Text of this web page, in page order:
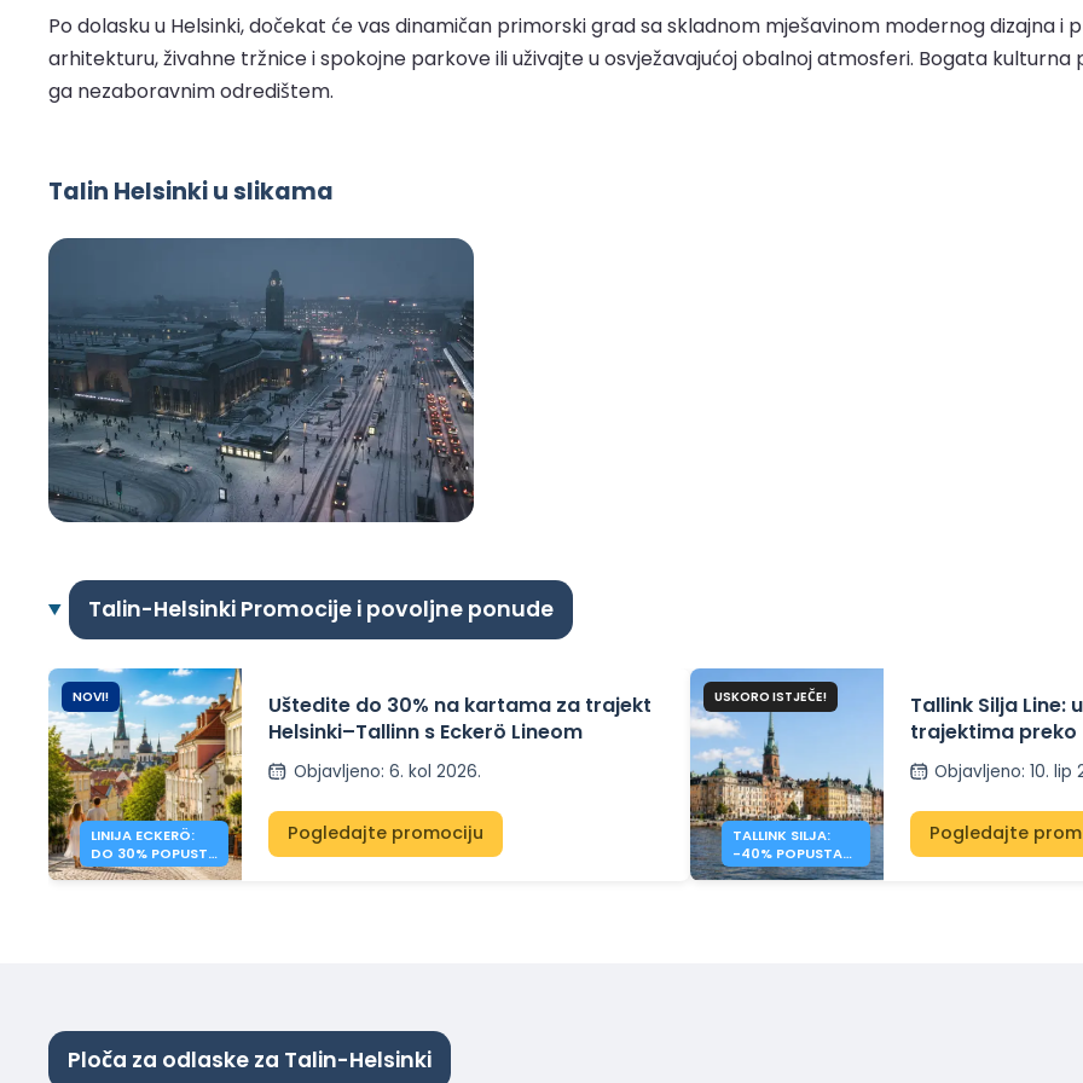
Po dolasku u Helsinki, dočekat će vas dinamičan primorski grad sa skladnom mješavinom modernog dizajna
arhitekturu, živahne tržnice i spokojne parkove ili uživajte u osvježavajućoj obalnoj atmosferi. Bogata
ga nezaboravnim odredištem.
Talin Helsinki u slikama
Talin-Helsinki Promocije i povoljne ponude
NOVI!
LINIJA ECKERÖ:
DO 30% POPUSTA
NA HELSINKI –
Uštedite do 30% na kartama za trajekt
Helsinki–Tallinn s Eckerö Lineom
Objavljeno: 6. kol 2026.
Pogledajte promociju
USKORO ISTJEČE!
TALLINK SILJA:
-40% POPUSTA
NA PRIJELAZE
Tallink Silja Line:
trajektima preko
Objavljeno:10. lip
Pogledajte
Ploča za odlaske za Talin-Helsinki